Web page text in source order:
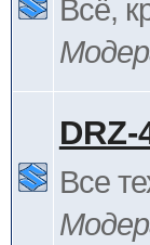
Всё,
DRZ-
Все